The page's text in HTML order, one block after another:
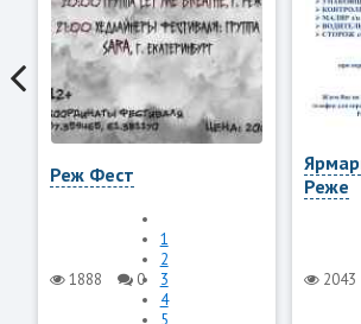
Реж Фест
1888 0
1
2
3
4
5
Реже
2043